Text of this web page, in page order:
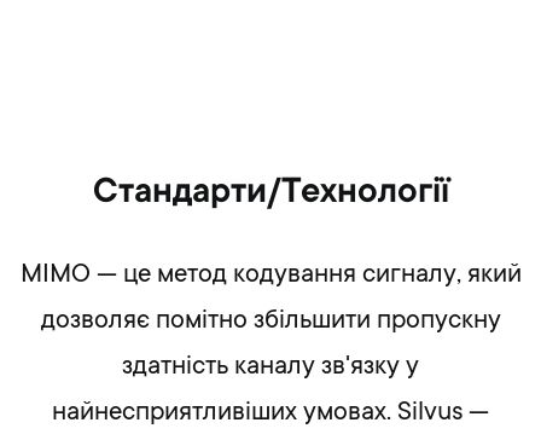
Cтандарти/Технології
MIMO — це метод кодування сигналу, який
дозволяє помітно збільшити пропускну
здатність каналу зв'язку у
найнесприятливіших умовах. Silvus —